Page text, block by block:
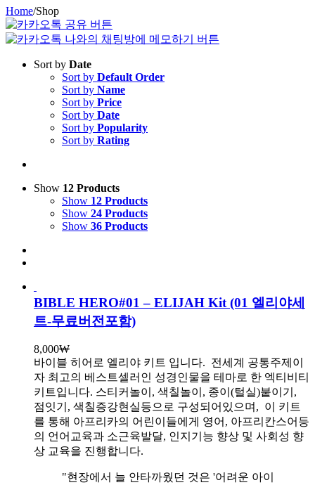
Home/Shop
Sort by Date
Sort by Default Order
Sort by Name
Sort by Price
Sort by Date
Sort by Popularity
Sort by Rating
Show 12 Products
Show 12 Products
Show 24 Products
Show 36 Products
BIBLE HERO#01 – ELIJAH Kit (01 엘리야세
트-무료버전포함)
8,000₩
바이블 히어로 엘리야 키트 입니다. 전세계 공통주제이
자 최고의 베스트셀러인 성경인물을 테마로 한 엑티비티
키트입니다. 스티커놀이, 색칠놀이, 종이(털실)붙이기,
점잇기, 색칠증강현실등으로 구성되어있으며, 이 키트
를 통해 아프리카의 어린이들에게 영어, 아프리칸스어등
의 언어교육과 소근육발달, 인지기능 향상 및 사회성 향
상 교육을 진행합니다.
"현장에서 늘 안타까웠던 것은 '어려운 아이